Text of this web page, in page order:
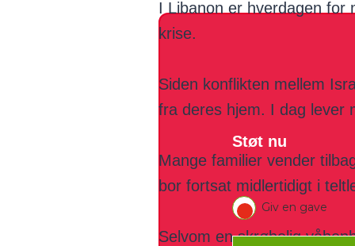
I Libanon er hverdagen
krise.
Siden konflikten mellem
fra deres hjem. I dag lever
Mange familier vender
bor fortsat midlertidigt i
Selvom en skrøbelig
Støt nu